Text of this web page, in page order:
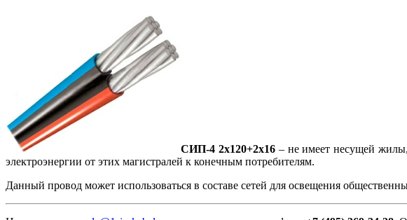
СИП-4 2х120+2х16– не имеет несущей жилы,
электроэнергии от этих магистралей к конечным потребителям.
Данный провод может использоваться в составе сетей для освещения